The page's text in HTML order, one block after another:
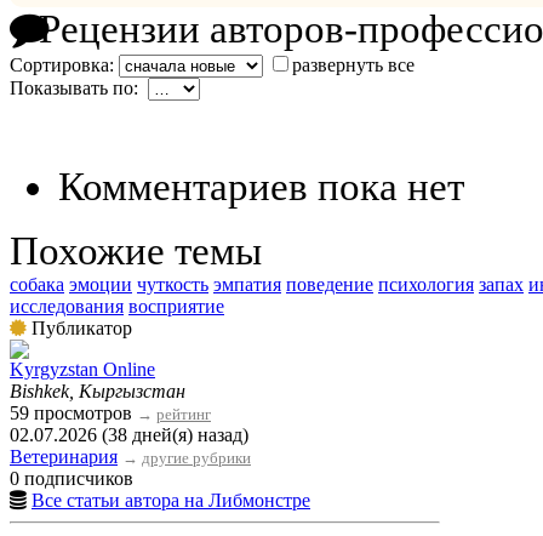
Рецензии авторов-
Сортировка:
развернуть все
Показывать по:
Комментариев пока нет
Похожие темы
собака эмоции чуткость эмпатия поведение психология запах
исследования восприятие
Публикатор
Kyrgyzstan Online
Bishkek, Кыргызстан
59 просмотров → рейтинг
02.07.2026 (38 дней(я) назад)
Ветеринария → другие рубрики
0 подписчиков
Все статьи автора на Либмонстре